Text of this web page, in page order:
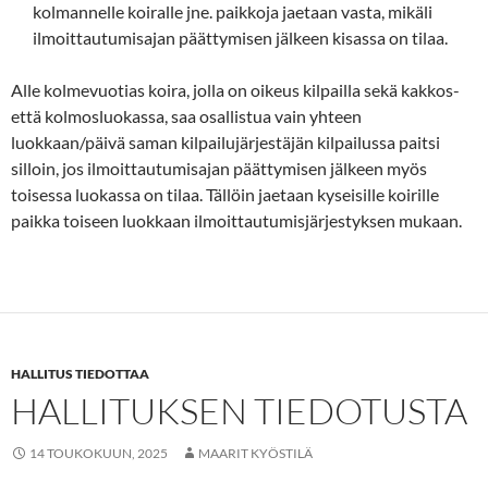
kolmannelle koiralle jne. paikkoja jaetaan vasta, mikäli
ilmoittautumisajan päättymisen jälkeen kisassa on tilaa.
Alle kolmevuotias koira, jolla on oikeus kilpailla sekä kakkos-
että kolmosluokassa, saa osallistua vain yhteen
luokkaan/päivä saman kilpailujärjestäjän kilpailussa paitsi
silloin, jos ilmoittautumisajan päättymisen jälkeen myös
toisessa luokassa on tilaa. Tällöin jaetaan kyseisille koirille
paikka toiseen luokkaan ilmoittautumisjärjestyksen mukaan.
HALLITUS TIEDOTTAA
HALLITUKSEN TIEDOTUSTA
14 TOUKOKUUN, 2025 MAARIT KYÖSTILÄ